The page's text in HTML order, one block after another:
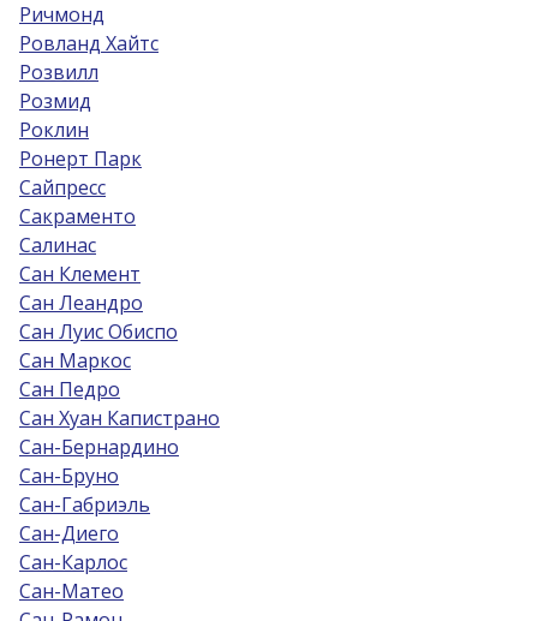
Ричмонд
Ровланд Хайтс
Розвилл
Розмид
Роклин
Ронерт Парк
Сайпресс
Сакраменто
Салинас
Сан Клемент
Сан Леандро
Сан Луис Обиспо
Сан Маркос
Сан Педро
Сан Хуан Капистрано
Сан-Бернардино
Сан-Бруно
Сан-Габриэль
Сан-Диего
Сан-Карлос
Сан-Матео